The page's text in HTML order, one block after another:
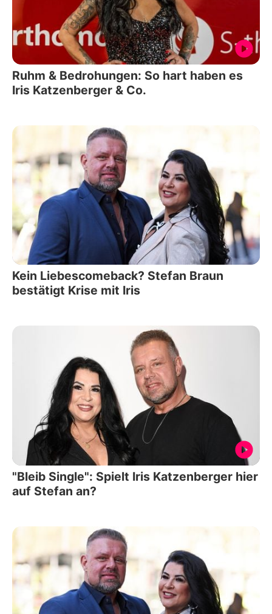
Ruhm & Bedrohungen: So hart haben es
Iris Katzenberger & Co.
Kein Liebescomeback? Stefan Braun
bestätigt Krise mit Iris
"Bleib Single": Spielt Iris Katzenberger hier
auf Stefan an?